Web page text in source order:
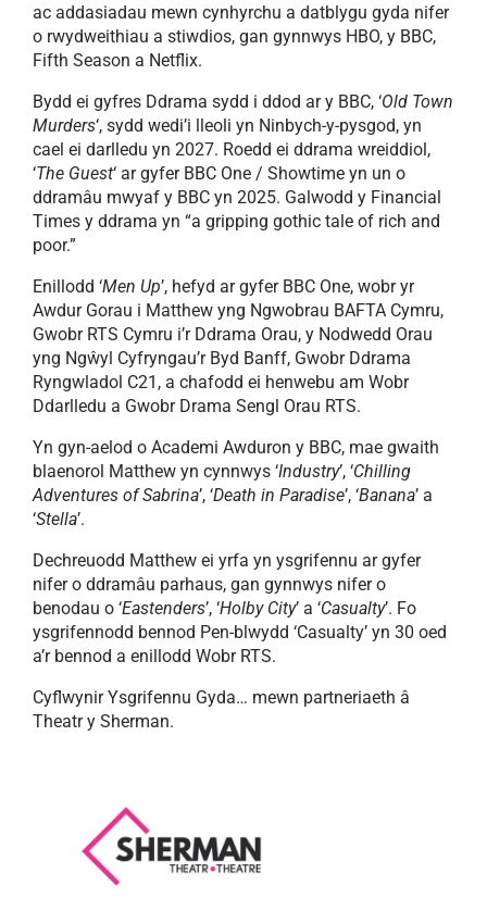
ac addasiadau mewn cynhyrchu a datblygu gyda nifer
o rwydweithiau a stiwdios, gan gynnwys HBO, y BBC,
Fifth Season a Netflix.
Bydd ei gyfres Ddrama sydd i ddod ar y BBC, ‘Old Town
Murders‘, sydd wedi’i lleoli yn Ninbych-y-pysgod, yn
cael ei darlledu yn 2027. Roedd ei ddrama wreiddiol,
‘The Guest‘ ar gyfer BBC One / Showtime yn un o
ddramâu mwyaf y BBC yn 2025. Galwodd y Financial
Times y ddrama yn “a gripping gothic tale of rich and
poor.”
Enillodd ‘Men Up’, hefyd ar gyfer BBC One, wobr yr
Awdur Gorau i Matthew yng Ngwobrau BAFTA Cymru,
Gwobr RTS Cymru i’r Ddrama Orau, y Nodwedd Orau
yng Ngŵyl Cyfryngau’r Byd Banff, Gwobr Ddrama
Ryngwladol C21, a chafodd ei henwebu am Wobr
Ddarlledu a Gwobr Drama Sengl Orau RTS.
Yn gyn-aelod o Academi Awduron y BBC, mae gwaith
blaenorol Matthew yn cynnwys ‘Industry’, ‘Chilling
Adventures of Sabrina’, ‘Death in Paradise’, ‘Banana’ a
‘Stella’.
Dechreuodd Matthew ei yrfa yn ysgrifennu ar gyfer
nifer o ddramâu parhaus, gan gynnwys nifer o
benodau o ‘Eastenders’, ‘Holby City’ a ‘Casualty’. Fo
ysgrifennodd bennod Pen-blwydd ‘Casualty’ yn 30 oed
a’r bennod a enillodd Wobr RTS.
Cyflwynir Ysgrifennu Gyda… mewn partneriaeth â
Theatr y Sherman.